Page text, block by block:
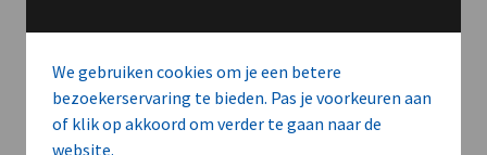
We gebruiken cookies om je een betere
bezoekerservaring te bieden. Pas je voorkeuren aan
of klik op akkoord om verder te gaan naar de
website.